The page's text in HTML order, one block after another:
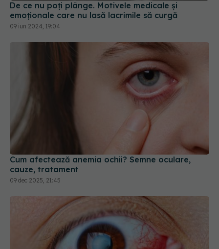
De ce nu poți plânge. Motivele medicale și
emoționale care nu lasă lacrimile să curgă
09 iun 2024, 19:04
Cum afectează anemia ochii? Semne oculare,
cauze, tratament
09 dec 2025, 21:45